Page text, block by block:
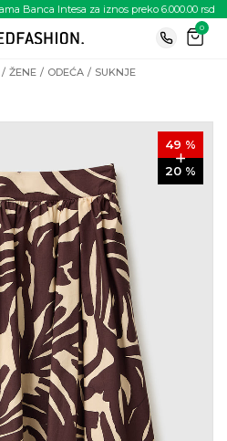
Banca Intesa za iznos preko 6.000.00 rsd
0
ŽENE ODEĆA
SUKNJE
49 %
20 %